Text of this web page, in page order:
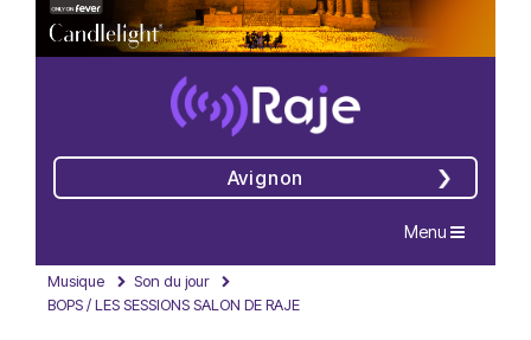
Avignon
Navigation
Menu
Musique
Son du jour
BOPS / LES SESSIONS SALON DE RAJE